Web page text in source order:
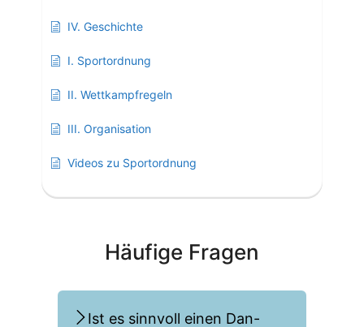
IV. Geschichte
I. Sportordnung
II. Wettkampfregeln
III. Organisation
Videos zu Sportordnung
Häufige Fragen
Ist es sinnvoll einen Dan-